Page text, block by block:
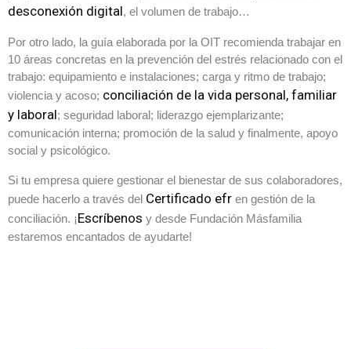
desconexión digital, el volumen de trabajo…
Por otro lado, la guía elaborada por la OIT recomienda trabajar en
10 áreas concretas en la prevención del estrés relacionado con el
trabajo: equipamiento e instalaciones; carga y ritmo de trabajo;
violencia y acoso; conciliación de la vida personal, familiar
y laboral; seguridad laboral; liderazgo ejemplarizante;
comunicación interna; promoción de la salud y finalmente, apoyo
social y psicológico.
Si tu empresa quiere gestionar el bienestar de sus colaboradores,
puede hacerlo a través del Certificado efr en gestión de la
conciliación. ¡Escríbenos y desde Fundación Másfamilia
estaremos encantados de ayudarte!